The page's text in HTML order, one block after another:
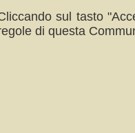
sul tasto
di questa